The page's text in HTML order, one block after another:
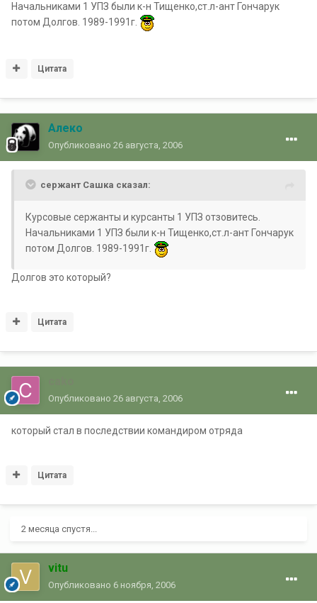
Начальниками 1 УПЗ были к-н Тищенко,ст.л-ант Гончарук
потом Долгов. 1989-1991г.
Цитата
Алеко
Опубликовано 26 августа, 2006
сержант Сашка сказал:
Курсовые сержанты и курсанты 1 УПЗ отзовитесь.
Начальниками 1 УПЗ были к-н Тищенко,ст.л-ант Гончарук
потом Долгов. 1989-1991г.
Долгов это который?
Цитата
Опубликовано 26 августа, 2006
который стал в последствии командиром отряда
Цитата
2 месяца спустя...
vitu
Опубликовано 6 ноября, 2006